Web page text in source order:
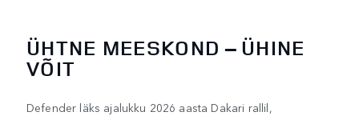
ÜHTNE MEESKOND – ÜHINE
VÕIT
Defender läks ajalukku 2026 aasta Dakari rallil,